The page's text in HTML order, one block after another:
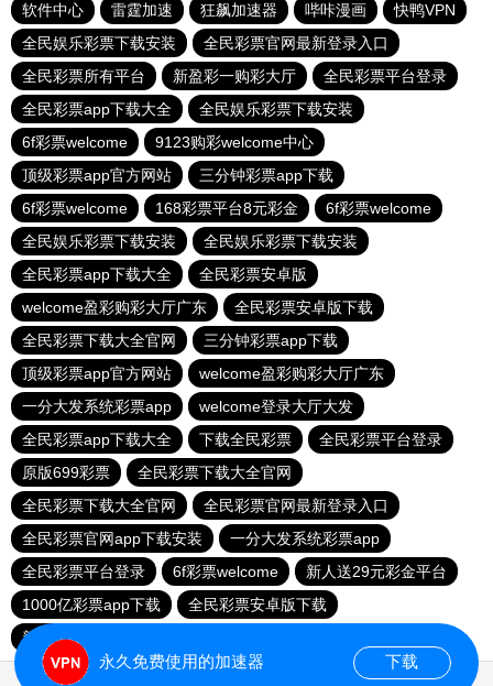
软件中心
雷霆加速 狂飙加速器 哔咔漫画
快鸭VPN
全民娱乐彩票下载安装
全民彩票官网最新登录入口
全民彩票所有平台
新盈彩一购彩大厅
全民彩票平台登录
全民彩票app下载大全
全民娱乐彩票下载安装
6f彩票welcome
9123购彩welcome中心
顶级彩票app官方网站
三分钟彩票app下载
6f彩票welcome
168彩票平台8元彩金
6f彩票welcome
全民娱乐彩票下载安装
全民娱乐彩票下载安装
全民彩票app下载大全
全民彩票安卓版
welcome盈彩购彩大厅广东
全民彩票安卓版下载
全民彩票下载大全官网
三分钟彩票app下载
顶级彩票app官方网站
welcome盈彩购彩大厅广东
一分大发系统彩票app
welcome登录大厅大发
全民彩票app下载大全
下载全民彩票
全民彩票平台登录
原版699彩票
全民彩票下载大全官网
全民彩票下载大全官网
全民彩票官网最新登录入口
全民彩票官网app下载安装
一分大发系统彩票app
全民彩票平台登录
6f彩票welcome
新人送29元彩金平台
1000亿彩票app下载
全民彩票安卓版下载
新人送29元彩金平台
永久免费使用的加速器 下载